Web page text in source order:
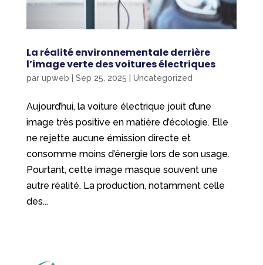
La réalité environnementale derrière
l’image verte des voitures électriques
par upweb Sep 25, 2025 Uncategorized
Aujourd’hui, la voiture électrique jouit d’une
image très positive en matière d’écologie. Elle
ne rejette aucune émission directe et
consomme moins d’énergie lors de son usage.
Pourtant, cette image masque souvent une
autre réalité. La production, notamment celle
des...